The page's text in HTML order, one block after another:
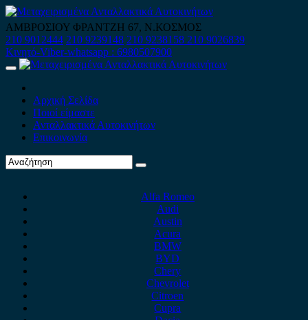
Skip
to
content
ΑΜΒΡΟΣΙΟΥ ΦΡΑΝΤΖΗ 67, Ν.ΚΟΣΜΟΣ
210 9012444 210 9239148 210 9238158 210 9026839
Κινητό-Viber-whatsapp : 6980507900
Primary
Αρχική Σελίδα
Ποιοί είμαστε
Ανταλλακτικά Αυτοκινήτων
Επικοινωνία
Alfa Romeo
Audi
Austin
Acura
BMW
BYD
Chery
Chevrolet
Citroen
Cupra